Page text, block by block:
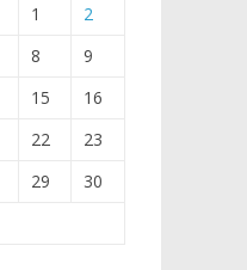
1
2
8
9
15
16
22
23
29
30